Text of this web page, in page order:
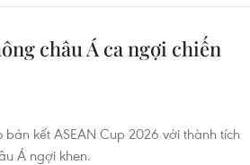
châu Á ca ngợi chiến
kết ASEAN Cup 2026 với thành tích
Á ngợi khen.